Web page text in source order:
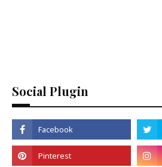
Social Plugin